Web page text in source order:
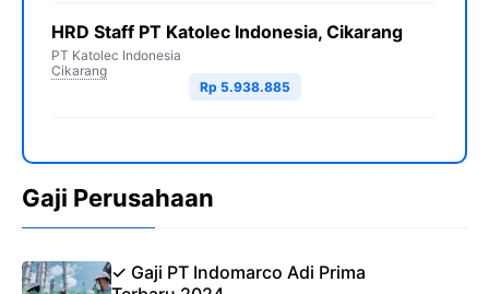
HRD Staff PT Katolec Indonesia, Cikarang
PT Katolec Indonesia
Cikarang
Rp 5.938.885
Gaji Perusahaan
✓ Gaji PT Indomarco Adi Prima